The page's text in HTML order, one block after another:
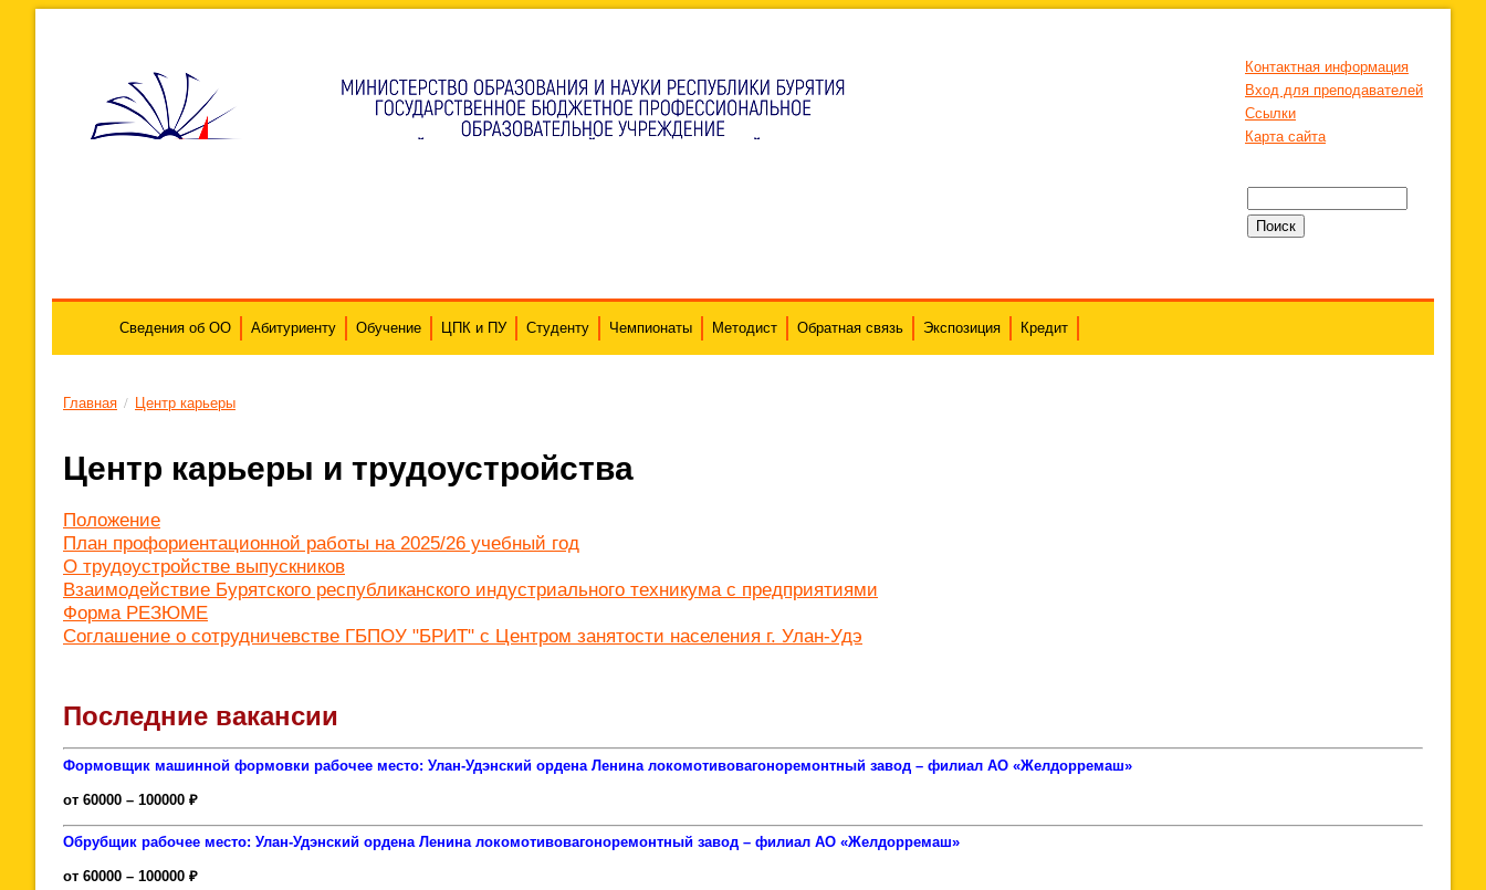
Контактная информация
Вход для преподавателей
Ссылки
Карта сайта
Сведения об ОО Абитуриенту Обучение ЦПК и ПУ Студенту Чемпионаты Методист Обратная связь Экспозиция Кредит
Главная / Центр карьеры
Центр карьеры и трудоустройства
Положение
План профориентационной работы на 2025/26 учебный год
О трудоустройстве выпускников
Взаимодействие Бурятского республиканского индустриального техникума с предприятиями
Форма РЕЗЮМЕ
Соглашение о сотрудничевстве ГБПОУ "БРИТ" с Центром занятости населения г. Улан-Удэ
Последние вакансии
Формовщик машинной формовки рабочее место: Улан-Удэнский ордена Ленина локомотивовагоноремонтный завод – филиал АО «Желдорремаш»
от 60000 – 100000 ₽
Обрубщик рабочее место: Улан-Удэнский ордена Ленина локомотивовагоноремонтный завод – филиал АО «Желдорремаш»
от 60000 – 100000 ₽